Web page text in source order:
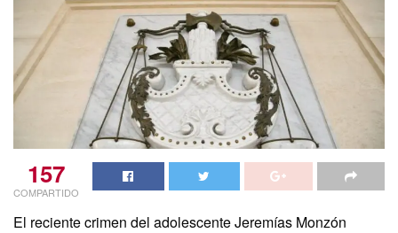
157
COMPARTIDO
El reciente crimen del adolescente Jeremías Monzón